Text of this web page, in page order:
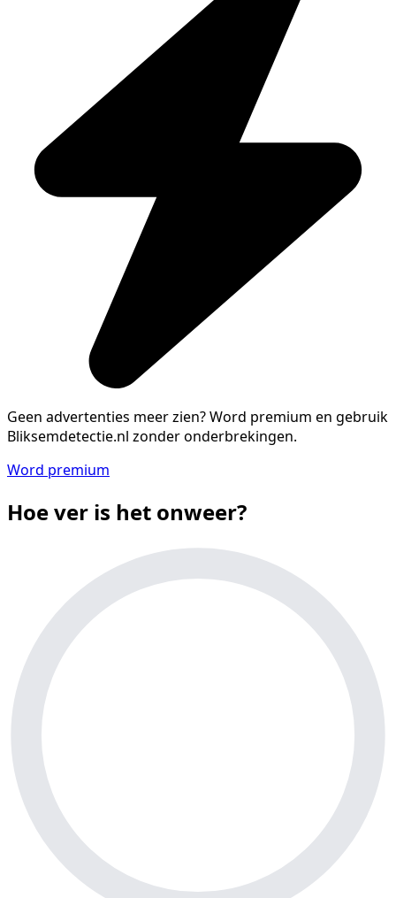
Geen advertenties meer zien?Word premium en gebruik
Bliksemdetectie.nl zonder onderbrekingen.
Word premium
Hoe ver is het onweer?